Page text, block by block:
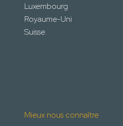
Luxembourg
Royaume-Uni
Suisse
Mieux nous connaître